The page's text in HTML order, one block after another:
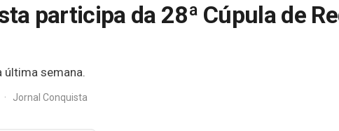
participa da 28ª Cúpula de
última semana.
· Jornal Conquista